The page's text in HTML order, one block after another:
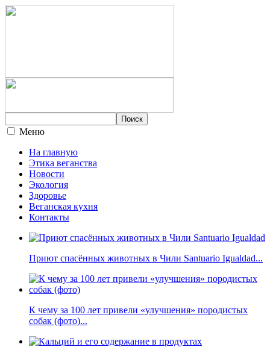
Меню
На главную
Этика веганства
Новости
Экология
Здоровье
Веганская кухня
Контакты
Приют спасённых животных в Чили Santuario Igualdad...
К чему за 100 лет привели «улучшения» породистых
собак (фото)...